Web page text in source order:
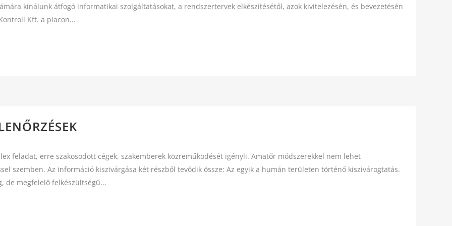
kínálunk átfogó informatikai szolgáltatásokat, a rendszertervek elkészítésétől, azok kivitelezésén, és bevezetésén
Kft. a piacon...
feladat, erre szakosodott cégek, szakemberek közreműködését igényli. Amatőr módszerekkel nem lehet
szemben. Az információ kiszivárgása két részből tevődik össze: Az egyik a humán területen történő kiszivárogtatás.
de megfelelő felkészültségű...